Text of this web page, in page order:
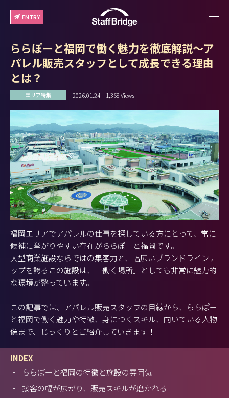
ENTRY
ららぽーと福岡で働く魅力を徹底解説～ア
パレル販売スタッフとして成長できる理由
とは？
エリア特集 2026.01.24 1,368 Views
福岡エリアでアパレルの仕事を探している方にとって、常に
候補に挙がりやすい存在がららぽーと福岡です。
大型商業施設ならではの集客力と、幅広いブランドラインナ
ップを誇るこの施設は、「働く場所」としても非常に魅力的
な環境が整っています。
この記事では、アパレル販売スタッフの目線から、ららぽー
と福岡で働く魅力や特徴、身につくスキル、向いている人物
像まで、じっくりとご紹介していきます！
INDEX
・
ららぽーと福岡の特徴と施設の雰囲気
・
接客の幅が広がり、販売スキルが磨かれる